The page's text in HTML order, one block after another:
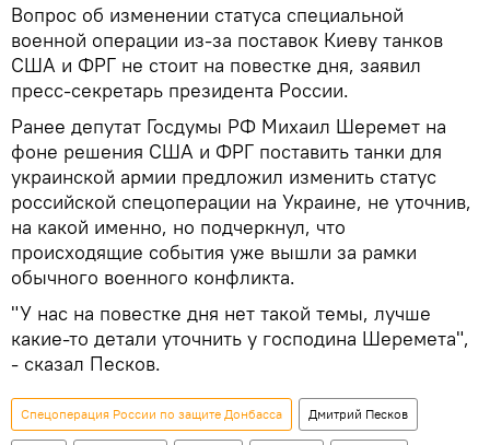
Вопрос об изменении статуса специальной
военной операции из-за поставок Киеву танков
США и ФРГ не стоит на повестке дня, заявил
пресс-секретарь президента России.
Ранее депутат Госдумы РФ Михаил Шеремет на
фоне решения США и ФРГ поставить танки для
украинской армии предложил изменить статус
российской спецоперации на Украине, не уточнив,
на какой именно, но подчеркнул, что
происходящие события уже вышли за рамки
обычного военного конфликта.
"У нас на повестке дня нет такой темы, лучше
какие-то детали уточнить у господина Шеремета",
- сказал Песков.
Спецоперация России по защите Донбасса Дмитрий Песков